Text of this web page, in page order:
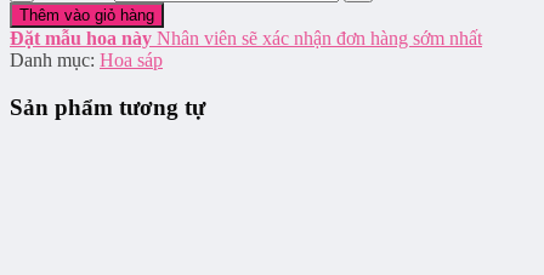
Thêm vào giỏ hàng
Đặt mẫu hoa này Nhân viên sẽ xác nhận đơn hàng sớm nhất
Danh mục: Hoa sáp
Sản phẩm tương tự